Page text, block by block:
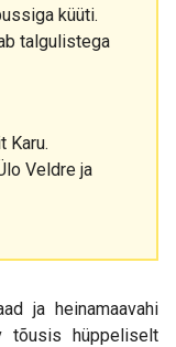
küüti.
talgulistega
Karu.
Veldre ja
ja heinamaavahi
tõusis hüppeliselt